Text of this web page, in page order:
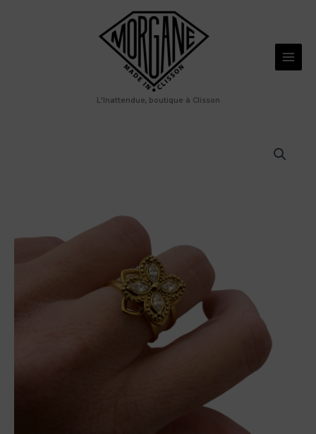
L'Inattendue, boutique à Clisson